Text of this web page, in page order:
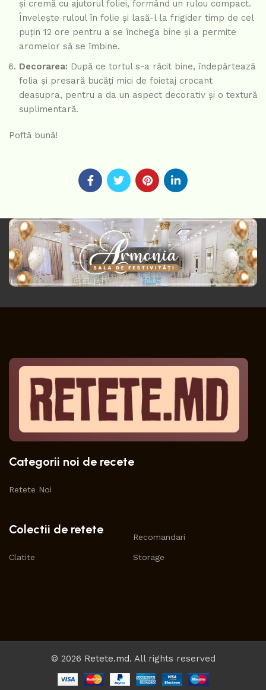
și cremă cu ajutorul foliei, formând un rulou compact.
Învelește ruloul în folie și lasă-l la frigider timp de cel
puțin 12 ore pentru a se închega bine și a permite
aromelor să se îmbine.
Decorarea: După ce tortul s-a răcit bine, îndepărtează
folia și presară bucăți mici de foietaj crocant
deasupra, pentru a da un aspect decorativ și o textură
suplimentară.
Poftă bună!
Categorii noi de recete
Retete Noi
Colectii de retete
Clatite
Recomandari
Storage
© 2026 Retete.md. All rights reserved